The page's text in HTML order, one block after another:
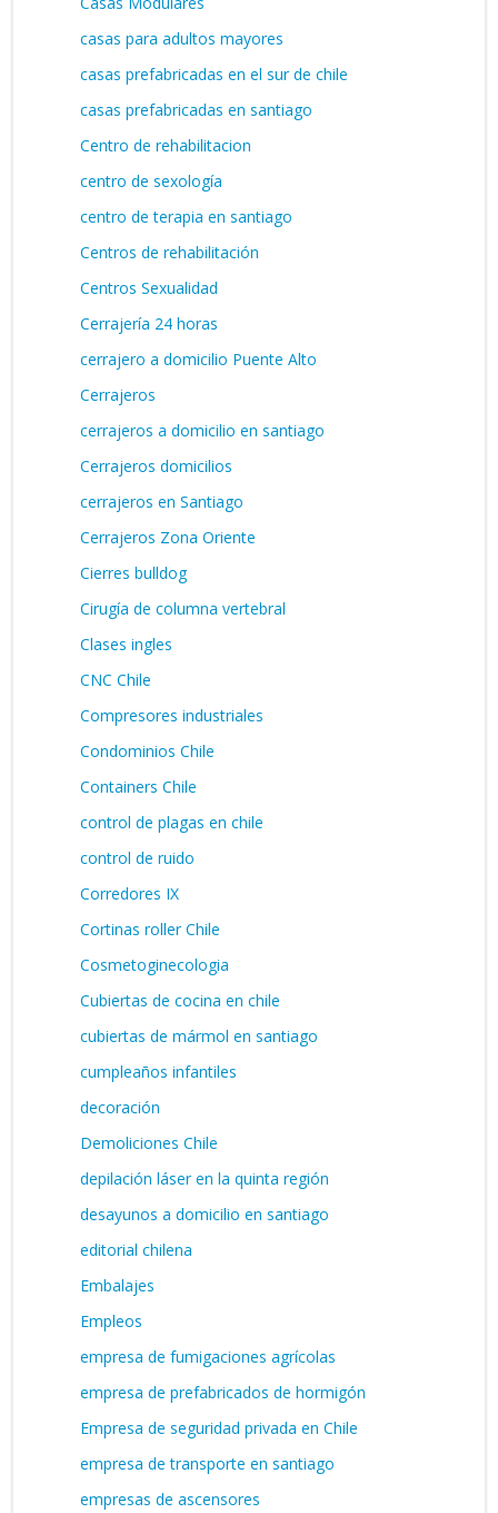
casas para adultos mayores
casas prefabricadas en el sur de chile
casas prefabricadas en santiago
Centro de rehabilitacion
centro de sexología
centro de terapia en santiago
Centros de rehabilitación
Centros Sexualidad
Cerrajería 24 horas
cerrajero a domicilio Puente Alto
Cerrajeros
cerrajeros a domicilio en santiago
Cerrajeros domicilios
cerrajeros en Santiago
Cerrajeros Zona Oriente
Cierres bulldog
Cirugía de columna vertebral
Clases ingles
CNC Chile
Compresores industriales
Condominios Chile
Containers Chile
control de plagas en chile
control de ruido
Corredores IX
Cortinas roller Chile
Cosmetoginecologia
Cubiertas de cocina en chile
cubiertas de mármol en santiago
cumpleaños infantiles
decoración
Demoliciones Chile
depilación láser en la quinta región
desayunos a domicilio en santiago
editorial chilena
Embalajes
Empleos
empresa de fumigaciones agrícolas
empresa de prefabricados de hormigón
Empresa de seguridad privada en Chile
empresa de transporte en santiago
empresas de ascensores